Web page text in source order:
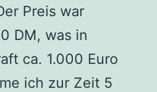
Preis war
DM, was in
ca. 1.000 Euro
ich zur Zeit 5